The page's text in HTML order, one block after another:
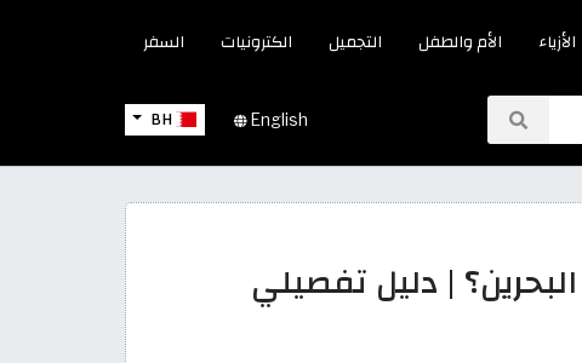
الأزياء الأم والطفل التجميل الكترونيات السفر
BH English
| دليل تفصيلي